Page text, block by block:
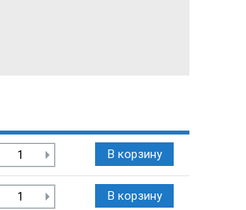
В корзину
В корзину